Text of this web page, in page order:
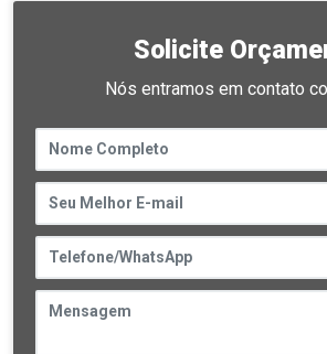
Solicite
Nós entramos em contato